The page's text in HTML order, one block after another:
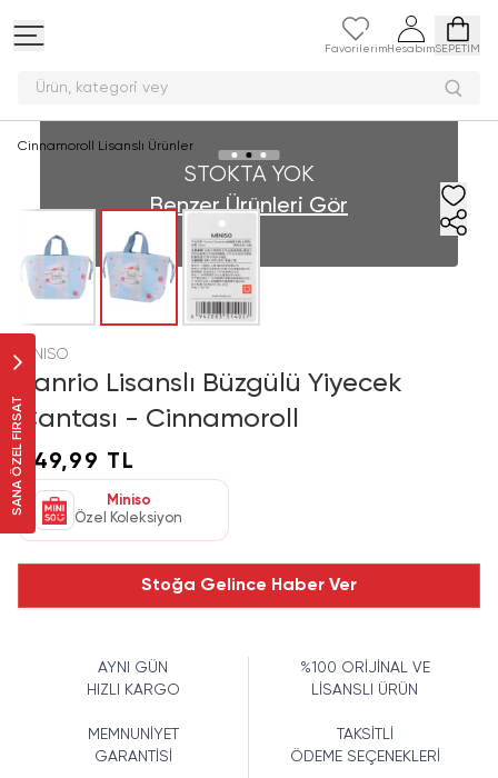
Favorilerim HesabımSEPETİM
Ürün, kategor
SANA ÖZEL FIRSAT
Cinnamoroll Lisanslı Ürünler
STOKTA YOK
Benzer Ürünleri Gör
MINISO
Sanrio Lisanslı Büzgülü Yiyecek
Çantası - Cinnamoroll
349,99 TL
Miniso
Özel Koleksiyon
Stoğa Gelince Haber Ver
AYNI GÜN
HIZLI KARGO
%100 ORİJİNAL VE
LİSANSLI ÜRÜN
MEMNUNİYET
GARANTİSİ
TAKSİTLİ
ÖDEME SEÇENEKLERİ